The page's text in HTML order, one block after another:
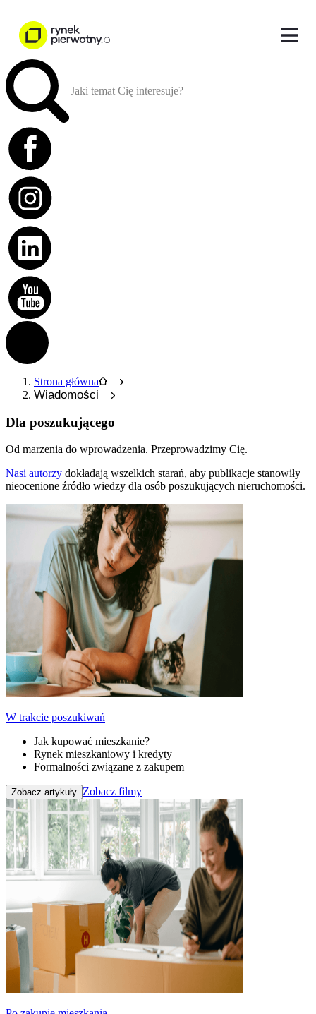
Jaki temat Cię interesuje?
Strona główna
Wiadomości
Dla poszukującego
Od marzenia do wprowadzenia. Przeprowadzimy Cię.
Nasi autorzy dokładają wszelkich starań, aby publikacje stanowiły
nieocenione źródło wiedzy dla osób poszukujących nieruchomości.
W trakcie poszukiwań
Jak kupować mieszkanie?
Rynek mieszkaniowy i kredyty
Formalności związane z zakupem
Zobacz artykuły Zobacz filmy